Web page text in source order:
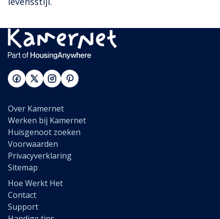
Over Kamernet
Werken bij Kamernet
Huisgenoot zoeken
Voorwaarden
Privacyverklaring
Sitemap
Hoe Werkt Het
Contact
Support